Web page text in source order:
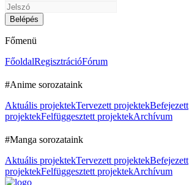
Főmenü
FőoldalRegisztrációFórum
#Anime sorozataink
Aktuális projektekTervezett projektekBefejezett
projektekFelfüggesztett projektekArchívum
#Manga sorozataink
Aktuális projektekTervezett projektekBefejezett
projektekFelfüggesztett projektekArchívum